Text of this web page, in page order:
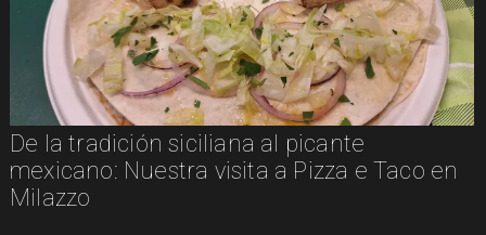
De la tradición siciliana al picante
mexicano: Nuestra visita a Pizza e Taco en
Milazzo